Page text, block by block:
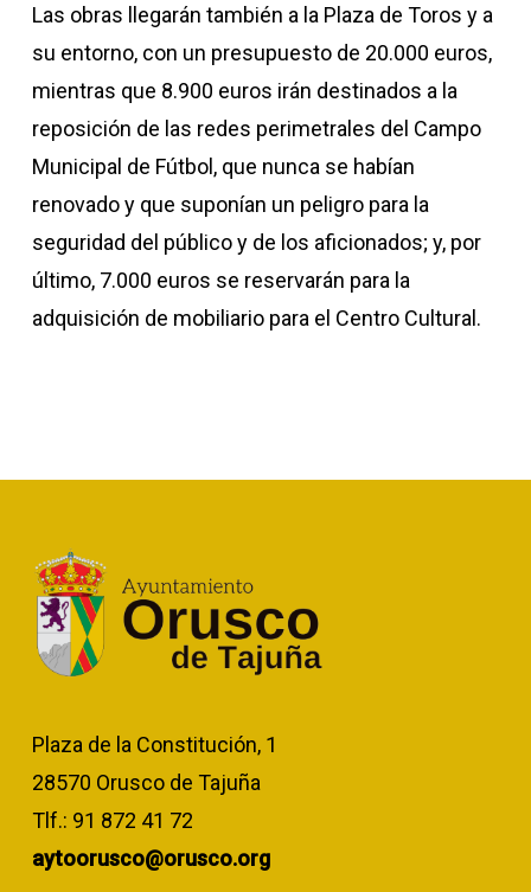
Las obras llegarán también a la Plaza de Toros y a
su entorno, con un presupuesto de 20.000 euros,
mientras que 8.900 euros irán destinados a la
reposición de las redes perimetrales del Campo
Municipal de Fútbol, que nunca se habían
renovado y que suponían un peligro para la
seguridad del público y de los aficionados; y, por
último, 7.000 euros se reservarán para la
adquisición de mobiliario para el Centro Cultural.
Plaza de la Constitución, 1
28570 Orusco de Tajuña
Tlf.: 91 872 41 72
aytoorusco@orusco.org